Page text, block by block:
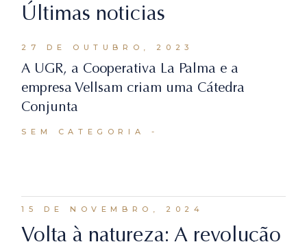
Últimas noticias
27 DE OUTUBRO, 2023
A UGR, a Cooperativa La Palma e a
empresa Vellsam criam uma Cátedra
Conjunta
SEM CATEGORIA
15 DE NOVEMBRO, 2024
Volta à natureza: A revolução